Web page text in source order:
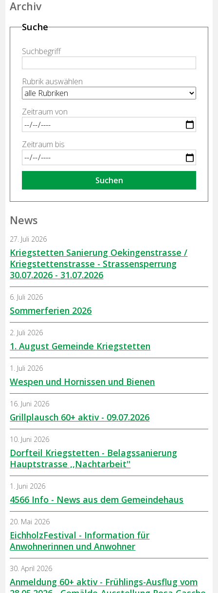
Archiv
Suche
Suchbegriff
Rubrik auswählen
Zeitraum von
Zeitraum bis
Suchen
News
Kriegstetten Sanierung Oekingenstrasse /
Kriegstettenstrasse - Strassensperrung
30.07.2026 - 31.07.2026
27. Juli 2026
Sommerferien 2026
6. Juli 2026
1. August Gemeinde Kriegstetten
2. Juli 2026
Wespen und Hornissen und Bienen
1. Juli 2026
Grillplausch 60+ aktiv - 09.07.2026
16. Juni 2026
Dorfteil Kriegstetten - Belagssanierung
Hauptstrasse ,,Nachtarbeit''
10. Juni 2026
4566 Info - News aus dem Gemeindehaus
1. Juni 2026
EichholzFestival - Information für
Anwohnerinnen und Anwohner
20. Mai 2026
Anmeldung 60+ aktiv - Frühlings-Ausflug vom
30. April 2026